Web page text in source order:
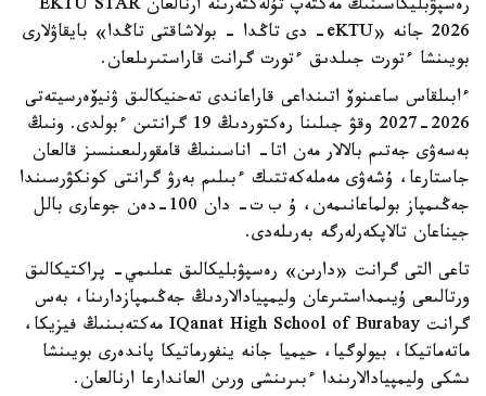
رەسپۋبليكاسىنىڭ مەكتەپ تۇلەكتەرىنە ارنالعان EKTU STAR
2026 جانە «eKTU- دى تاڭدا - بولاشاقتى تاڭدا» بايقاۋلارى
بويىنشا ءتورت جىلدىق ءتورت گرانت قاراستىرىلعان.
ءابىلقاس ساعىنوۆ اتىنداعى قاراعاندى تەحنيكالىق ۋنيۆەرسيتەتى
2026-2027 وقۋ جىلىنا رەكتوردىڭ 19 گرانتىن ءبولدى. ونىڭ
بەسەۋى جەتىم بالالار مەن اتا- اناسىنىڭ قامقورلىعىنسىز قالعان
جاستارعا، ۇشەۋى مەملەكەتتىك ءبىلىم بەرۋ گرانتى كونكۋرسىندا
جەڭىمپاز بولماعانىمەن، ۇ ب ت- دان 100-دەن جوعارى بالل
جيناعان تالاپكەرلەرگە بەرىلەدى.
تاعى التى گرانت «دارىن» رەسپۋبليكالىق عىلىمي- پراكتيكالىق
ورتالىعى ۇيىمداستىرعان وليمپيادالاردىڭ جەڭىمپازدارىنا، بەس
گرانت IQanat High School of Burabay مەكتەبىنىڭ فيزيكا،
ماتەماتيكا، بيولوگيا، حيميا جانە ينفورماتيكا پاندەرى بويىنشا
ىشكى وليمپيادالارىندا ءبىرىنشى ورىن العاندارعا ارنالعان.